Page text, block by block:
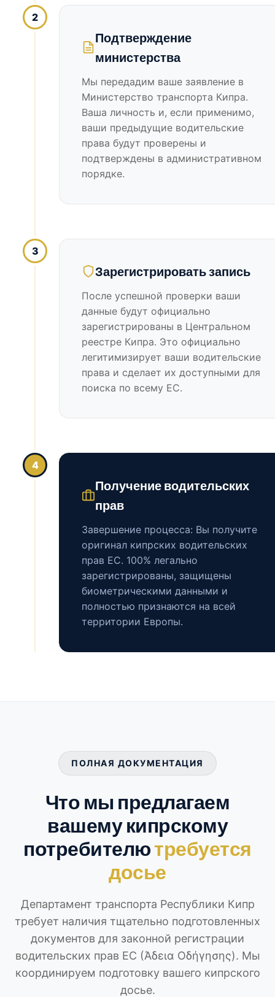
2
Подтверждение
министерства
Мы передадим ваше заявление в
Министерство транспорта Кипра.
Ваша личность и, если применимо,
ваши предыдущие водительские
права будут проверены и
подтверждены в административном
порядке.
3
Зарегистрировать запись
После успешной проверки ваши
данные будут официально
зарегистрированы в Центральном
реестре Кипра. Это официально
легитимизирует ваши водительские
права и сделает их доступными для
поиска по всему ЕС.
4
Получение водительских
прав
Завершение процесса: Вы получите
оригинал кипрских водительских
прав ЕС. 100% легально
зарегистрированы, защищены
биометрическими данными и
полностью признаются на всей
территории Европы.
ПОЛНАЯ ДОКУМЕНТАЦИЯ
Что мы предлагаем
вашему кипрскому
потребителютребуется
досье
Департамент транспорта Республики Кипр
требует наличия тщательно подготовленных
документов для законной регистрации
водительских прав ЕС (Άδεια Οδήγησης). Мы
координируем подготовку вашего кипрского
досье.